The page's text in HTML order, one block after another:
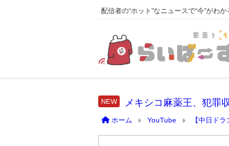
配信者の“ホット”なニュースで“今”がわか
メキシコ麻薬王、犯罪
ホーム YouTube 【中日ド